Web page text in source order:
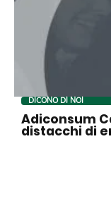
DICONO DI NOI
Adiconsum
distacchi di